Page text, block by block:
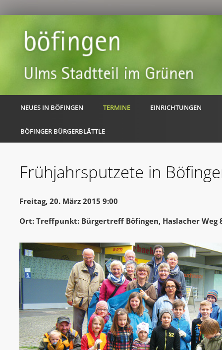
NEUES IN BÖFINGEN TERMINE EINRICHTUNGEN
BÖFINGER BÜRGERBLÄTTLE
Frühjahrsputzete in
Freitag, 20. März 2015 9:00
Ort: Treffpunkt: Bürgertreff Böfingen, Haslacher Weg